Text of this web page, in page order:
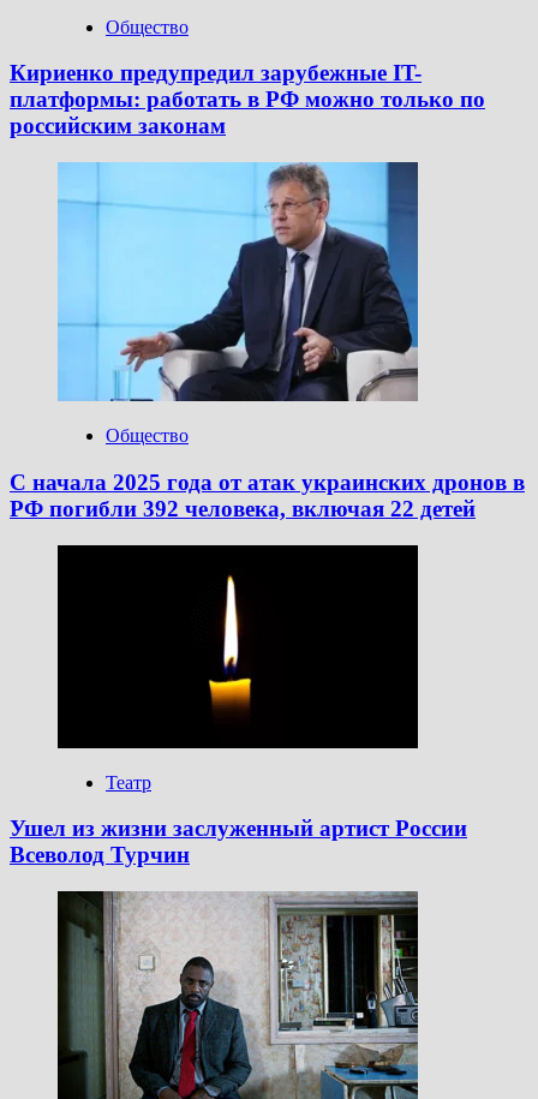
Общество
Кириенко предупредил зарубежные IT-
платформы: работать в РФ можно только по
российским законам
Общество
С начала 2025 года от атак украинских дронов в
РФ погибли 392 человека, включая 22 детей
Театр
Ушел из жизни заслуженный артист России
Всеволод Турчин